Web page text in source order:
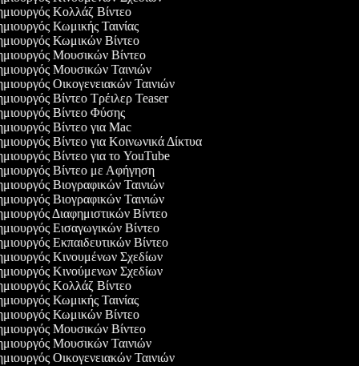
Κολλάζ Βίντεο
Κωμικής Ταινίας
Κωμικών Βίντεο
Μουσικών Βίντεο
Μουσικών Ταινιών
Οικογενειακών Ταινιών
Βίντεο Τρέιλερ Teaser
Βίντεο Φύσης
Βίντεο για Mac
Βίντεο για Κοινωνικά Δίκτυα
Βίντεο για το YouTube
Βίντεο με Αφήγηση
Βιογραφικών Ταινιών
Βιογραφικών Ταινιών
Διαφημιστικών Βίντεο
Εισαγωγικών Βίντεο
Εκπαιδευτικών Βίντεο
Κινουμένων Σχεδίων
Κινούμενων Σχεδίων
Κολλάζ Βίντεο
Κωμικής Ταινίας
Κωμικών Βίντεο
Μουσικών Βίντεο
Μουσικών Ταινιών
Οικογενειακών Ταινιών